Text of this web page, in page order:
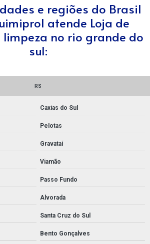
e regiões do Brasil
atende Loja de
no rio grande do
sul:
RS
Caxias do Sul
Pelotas
Gravataí
Viamão
Passo Fundo
Alvorada
Santa Cruz do Sul
Bento Gonçalves